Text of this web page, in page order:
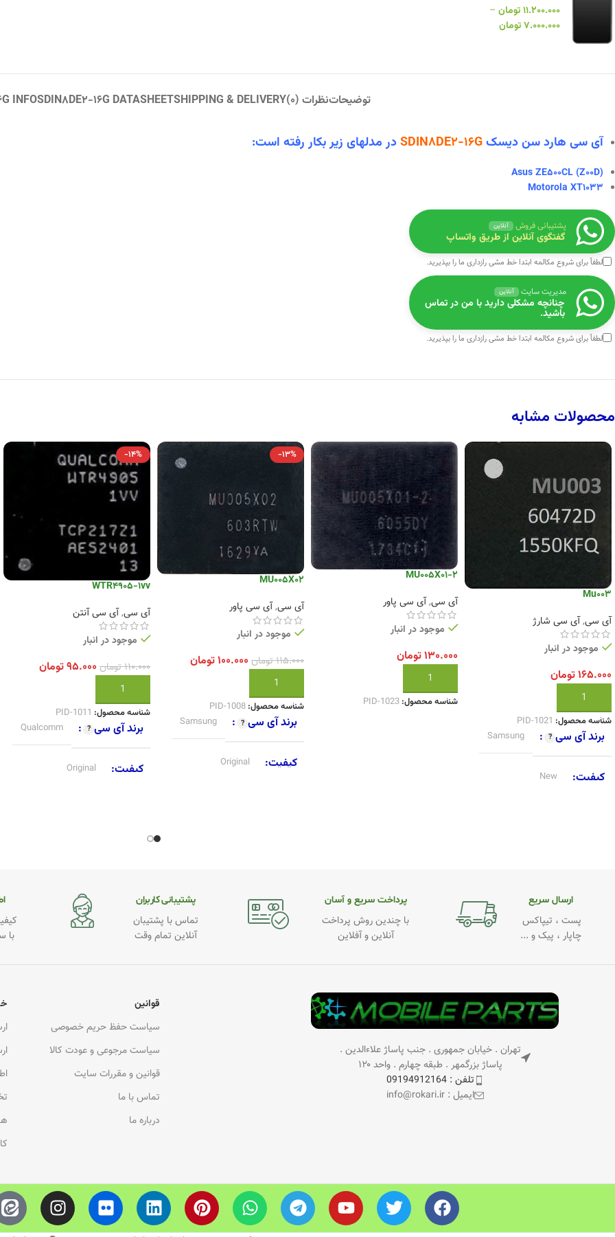
۱۱.۲۰۰.۰۰۰تومان –
۷.۰۰۰.۰۰۰تومان
توضیحاتنظرات (0) SHIPPING & DELIVERY
SDIN8DE2-16G DATASHEET
INFO
آی سی هارد سن دیسکSDIN8DE2-16Gدرمدلهای زیر بکار رفته است:
Asus ZE500CL (Z00D)
Motorola XT1033
پشتیبانی فروش آنلاین
گفتگوی آنلاین از طریق واتساپ
لطفاً برای شروع مکالمه ابتداخط مشی رازداری ما را بپذیرید.
مدیریت سایت آنلاین
چنانچه مشکلی دارید با من در تماس
باشید.
لطفاً برای شروع مکالمه ابتداخط مشی رازداری ما را بپذیرید.
محصولات مشابه
Mu003
آی سی,آی سی شارژ
موجود در انبار
۱۶۵.۰۰۰تومان
افزودن به سبد خرید
شناسه محصول: PID-1021
برند آی سی Samsung
کیفیت New
MU005X01-2
آی سی,آی سی پاور
موجود در انبار
۱۳۰.۰۰۰تومان
افزودن به سبد خرید
شناسه محصول: PID-1023
-13%
MU005X02
آی سی,آی سی پاور
موجود در انبار
۱۱۵.۰۰۰تومان ۱۰۰.۰۰۰تومان
افزودن به سبد خرید
شناسه محصول: PID-1008
برند آی سی Samsung
کیفیت Original
-14%
WTR4905-1vv
آی سی,آی سی آنتن
موجود در انبار
۱۱۰.۰۰۰تومان ۹۵.۰۰۰تومان
افزودن به سبد خرید
شناسه محصول: PID-1011
برند آی سی Qualcomm
کیفیت Original
ارسال سریع
پست ، تیپاکس
چاپار ، پیک و ...
پرداخت سریع و آسان
با چندین روش پرداخت
آنلاین و آفلاین
پشتیبانی کاربران
تماس با پشتیبان
آنلاین تمام وقت
با
تهران . خیابان جمهوری . جنب پاساژ علاءالدین .
پاساژ بزرگمهر . طبقه چهارم . واحد ۱۲۰
تلفن : 09194912164
ایمیل : info@rokari.ir
قوانین
سیاست حفظ حریم خصوصی
سیاست مرجوعی و عودت کالا
قوانین و مقررات سایت
تماس با ما
درباره ما